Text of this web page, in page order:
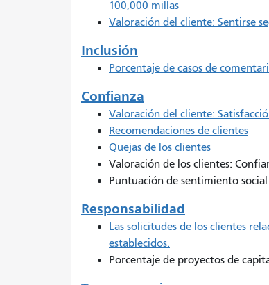
100,000 millas
Valoración del cliente: Sentirse
Inclusión
Porcentaje de casos de
Confianza
Valoración del cliente:
Recomendaciones de clientes
Quejas de los clientes
Valoración de los clientes:
Puntuación de sentimiento
Responsabilidad
Las solicitudes de los clientes
establecidos.
Porcentaje de proyectos de